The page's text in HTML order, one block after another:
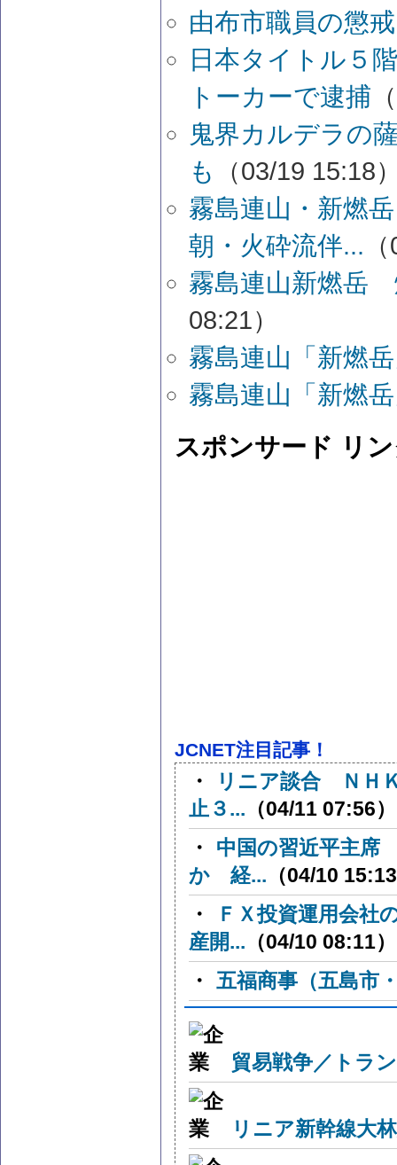
由布市職員の懲
日本タイトル５
トーカーで逮捕
鬼界カルデラの
も
（03/19 15:18
霧島連山・新燃
朝・火砕流伴...
霧島連山新燃岳
08:21）
霧島連山「新燃
霧島連山「新燃
スポンサード リ
JCNET注目記事！
・
リニア談合 ＮＨ
止３... （04/11 07:56）
・
中国の習近平主
か 経... （04/10
・
ＦＸ投資運用会社
産開... （04/10 08:11）
・ 五福商事（五島市
貿易戦争／トラ
リニア新幹線大